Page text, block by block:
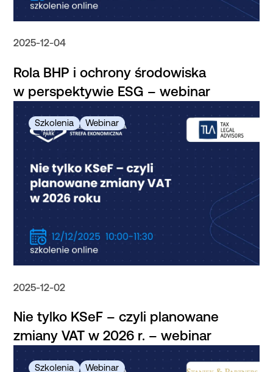
2025-12-04
Rola BHP i ochrony środowiska
w perspektywie ESG – webinar
2025-12-02
Nie tylko KSeF – czyli planowane
zmiany VAT w 2026 r. – webinar